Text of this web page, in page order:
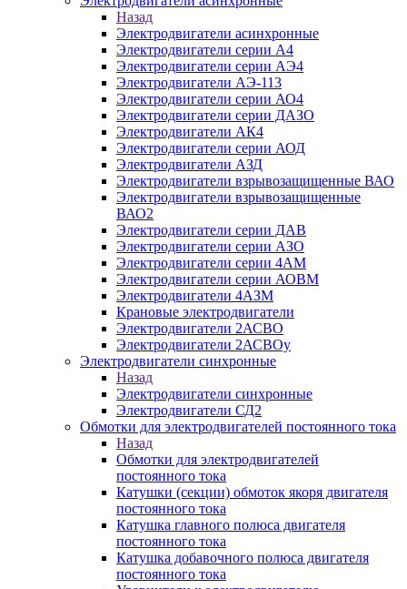
Назад
Электродвигатели асинхронные
Электродвигатели серии А4
Электродвигатели серии АЭ4
Электродвигатели АЭ-113
Электродвигатели серии АО4
Электродвигатели серии ДАЗО
Электродвигатели АК4
Электродвигатели серии АОД
Электродвигатели АЗД
Электродвигатели взрывозащищенные ВАО
Электродвигатели взрывозащищенные
ВАО2
Электродвигатели серии ДАВ
Электродвигатели серии АЗО
Электродвигатели серии 4АМ
Электродвигатели серии АОВМ
Электродвигатели 4АЗМ
Крановые электродвигатели
Электродвигатели 2АСВО
Электродвигатели 2АСВОу
Электродвигатели синхронные
Назад
Электродвигатели синхронные
Электродвигатели СД2
Обмотки для электродвигателей постоянного тока
Назад
Обмотки для электродвигателей
постоянного тока
Катушки (секции) обмоток якоря двигателя
постоянного тока
Катушка главного полюса двигателя
постоянного тока
Катушка добавочного полюса двигателя
постоянного тока